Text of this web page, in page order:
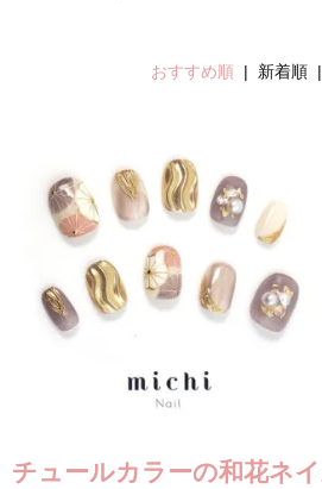
おすすめ順 | 新着順 |
チュールカラーの和花ネ